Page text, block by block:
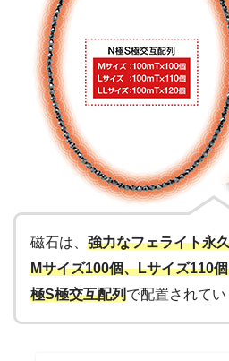
磁石は、 強力なフェライト永
Mサイズ100個、Lサイズ110
極S極交互配列で配置されてい